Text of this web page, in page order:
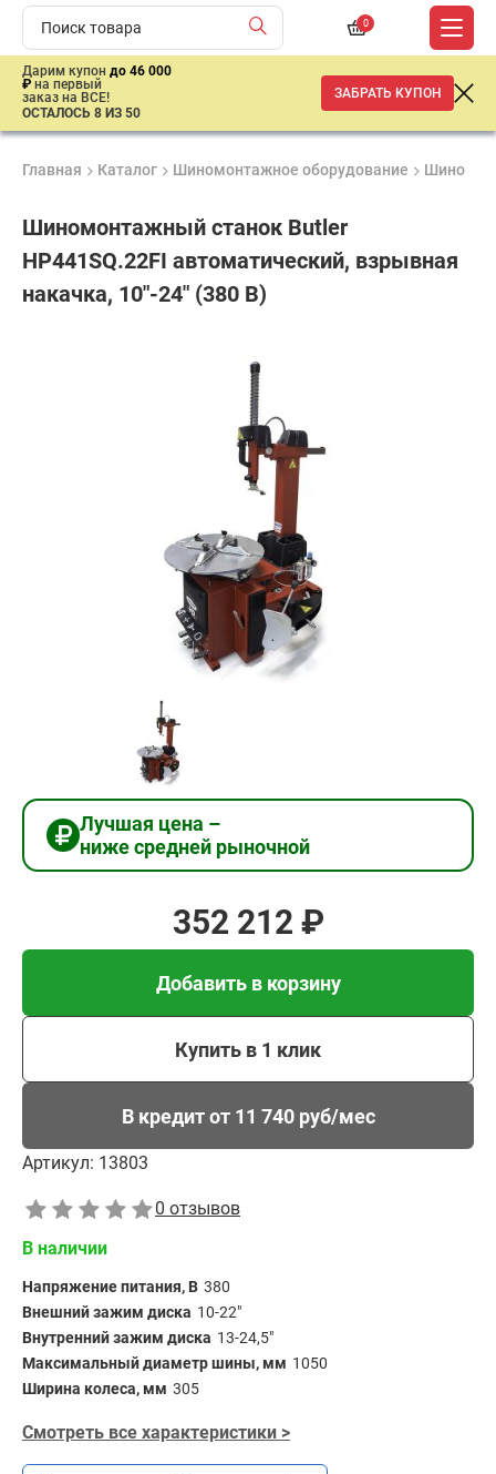
0
Дарим купон до 46 000
₽ на первый
заказ на ВСЕ!
ОСТАЛОСЬ 8 ИЗ 50
ЗАБРАТЬ КУПОН
Главная Каталог Шиномонтажное оборудование
Шиномонтажный станок Butler
HP441SQ.22FI автоматический, взрывная
накачка, 10"-24" (380 B)
Доставка
от 2 дней
Лучшая цена –
ниже средней рыночной
352 212 ₽
Добавить в корзину
Купить в 1 клик
В кредит от 11 740 руб/мес
Артикул: 13803
0 отзывов
В наличии
Напряжение питания, В 380
Внешний зажим диска 10-22"
Внутренний зажим диска 13-24,5"
Максимальный диаметр шины, мм 1050
Ширина колеса, мм 305
Смотреть все характеристики >
Добавить в корзину
Купить в 1 клик
В кредит от 11 740 руб/